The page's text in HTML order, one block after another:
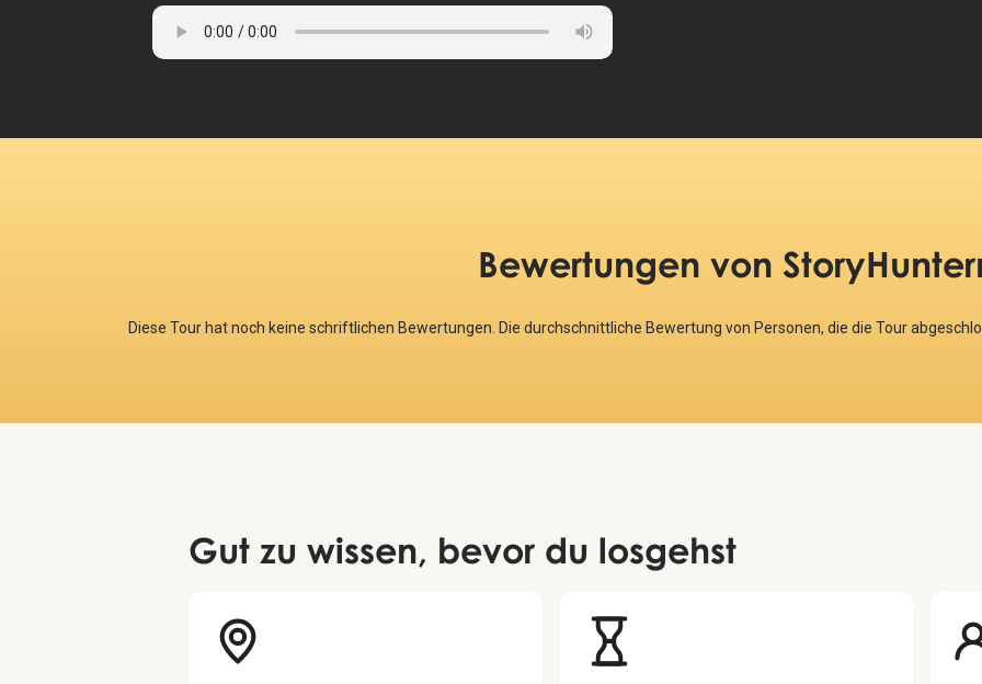
Bewertungen von
Diese Tour hat noch keine schriftlichen Bewertungen. Die durchschnittliche Bewertung von Personen, die die Tour
Gut zu wissen, bevor du losgehst